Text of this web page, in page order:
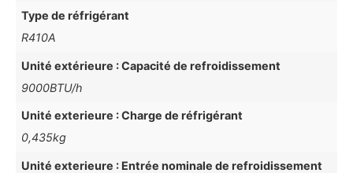
Type de réfrigérant
R410A
Unité extérieure : Capacité de refroidissement
9000BTU/h
Unité exterieure : Charge de réfrigérant
0,435kg
Unité exterieure : Entrée nominale de refroidissement